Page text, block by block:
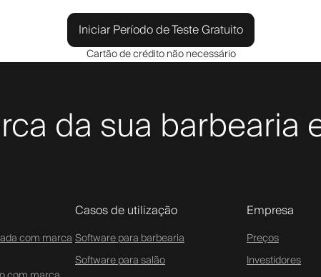
Iniciar Período de Teste Gratuito
Cartão de crédito não necessário
da sua barbearia
com marca
Casos de utilização
Software para barbearia
Software para salão
Empresa
Preços
Investidores